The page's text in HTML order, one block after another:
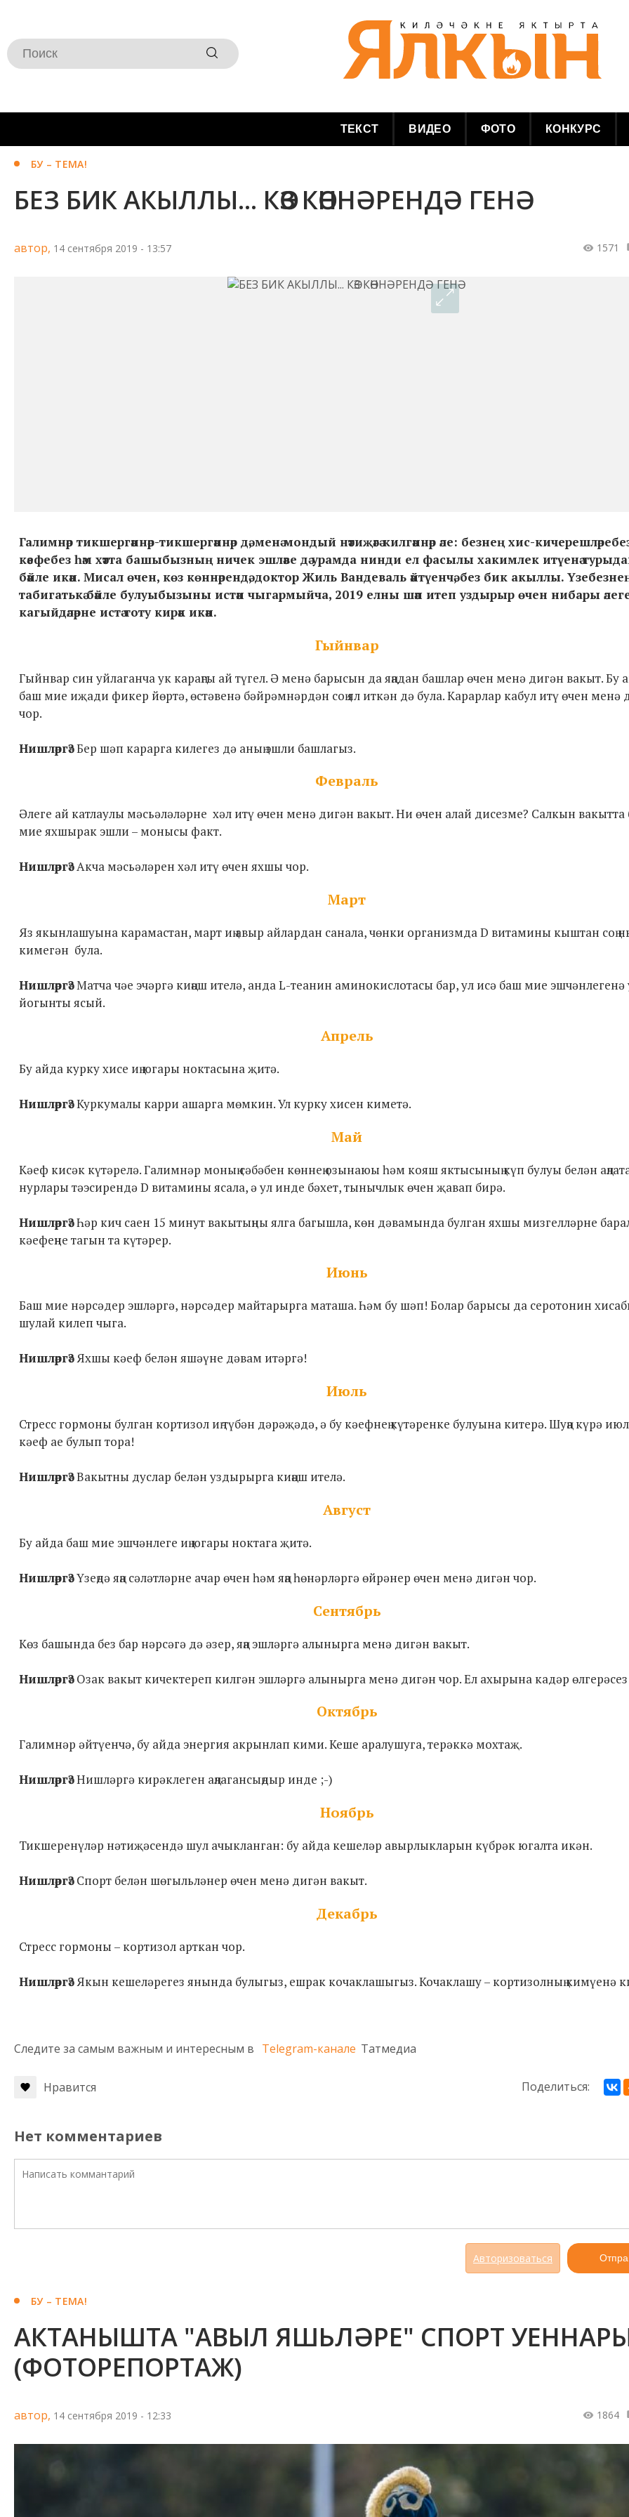
ТЕКСТ ВИДЕО ФОТО КОНКУРС
БУ – ТЕМА!
БЕЗ БИК АКЫЛЛЫ... КӨЗ КӨННӘРЕНДӘ ГЕНӘ
автор, 14 сентября 2019 - 13:57 1571
Галимнәр тикшергәннәр-тикшергәннәр дә, менә мондый нәтиҗәгә килгәннәр әле: безнең хис-
кәефебез һәм хәтта башыбызның ничек эшләве дә урамда нинди ел фасылы хакимлек итүенә
бәйле икән. Мисал өчен, көз көннәрендә, доктор Жиль Вандеваль әйтүенчә, без бик акыллы.
табигатькә бәйле булуыбызыны истән чыгармыйча, 2019 елны шәп итеп уздырыр өчен нибары
кагыйдәләрне истә тоту кирәк икән.
Гыйнвар
Гыйнвар син уйлаганча ук караңгы ай түгел. Ә менә барысын да яңадан башлар өчен менә дигән вакыт. Бу
баш мие иҗади фикер йөртә, өстәвенә бәйрәмнәрдән соң ял иткән дә була. Карарлар кабул итү өчен менә
чор.
Нишләргә?Бер шәп карарга килегез дә аның эшли башлагыз.
Февраль
Әлеге ай катлаулы мәсьәләләрне хәл итү өчен менә дигән вакыт. Ни өчен алай дисезме? Салкын
мие яхшырак эшли – монысы факт.
Нишләргә?Акча мәсьәләрен хәл итү өчен яхшы чор.
Март
Яз якынлашуына карамастан, март иң авыр айлардан санала, чөнки организмда D витамины кыштан соң
кимегән була.
Нишләргә?Матча чәе эчәргә киңәш ителә, анда L-теанин аминокислотасы бар, ул исә баш мие эшчәнлегенә
йогынты ясый.
Апрель
Бу айда курку хисе иң югары ноктасына җитә.
Нишләргә?Куркумалы карри ашарга мөмкин. Ул курку хисен киметә.
Май
Кәеф кисәк күтәрелә. Галимнәр моның сәбәбен көннең озынаюы һәм кояш яктысының күп булуы белән
нурлары тәэсирендә D витамины ясала, ә ул инде бәхет, тынычлык өчен җавап бирә.
Нишләргә?Һәр кич саен 15 минут вакытыңны ялга багышла, көн дәвамында булган яхшы мизгелләрне
кәефеңне тагын та күтәрер.
Июнь
Баш мие нәрсәдер эшләргә, нәрсәдер майтарырга маташа. Һәм бу шәп! Болар барысы да серотонин
шулай килеп чыга.
Нишләргә?Яхшы кәеф белән яшәүне дәвам итәргә!
Июль
Стресс гормоны булган кортизол иң түбән дәрәҗәдә, ә бу кәефнең күтәренке булуына китерә. Шуңа күрә
кәеф ае булып тора!
Нишләргә?Вакытны дуслар белән уздырырга киңәш ителә.
Август
Бу айда баш мие эшчәнлеге иң югары ноктага җитә.
Нишләргә?Үзеңдә яңа сәләтләрне ачар өчен һәм яңа һөнәрләргә өйрәнер өчен менә дигән чор.
Сентябрь
Көз башында без бар нәрсәгә дә әзер, яңа эшләргә алынырга менә дигән вакыт.
Нишләргә?Озак вакыт кичектереп килгән эшләргә алынырга менә дигән чор. Ел ахырына кадәр
Октябрь
Галимнәр әйтүенчә, бу айда энергия акрынлап кими. Кеше аралушуга, терәккә мохтаҗ.
Нишләргә?Нишләргә кирәклеген аңлагансыңдыр инде ;-)
Ноябрь
Тикшеренүләр нәтиҗәсендә шул ачыкланган: бу айда кешеләр авырлыкларын күбрәк югалта икән.
Нишләргә?Спорт белән шөгыльләнер өчен менә дигән вакыт.
Декабрь
Стресс гормоны – кортизол арткан чор.
Нишләргә?Якын кешеләрегез янында булыгыз, ешрак кочаклашыгыз. Кочаклашу – кортизолның кимүенә
Следите за самым важным и интересным в Telegram-канале Татмедиа
Нравится Поделиться:
Нет комментариев
Авторизоваться
БУ – ТЕМА!
АКТАНЫШТА "АВЫЛ ЯШЬЛӘРЕ" СПОРТ
(ФОТОРЕПОРТАЖ)
автор, 14 сентября 2019 - 12:33 1864